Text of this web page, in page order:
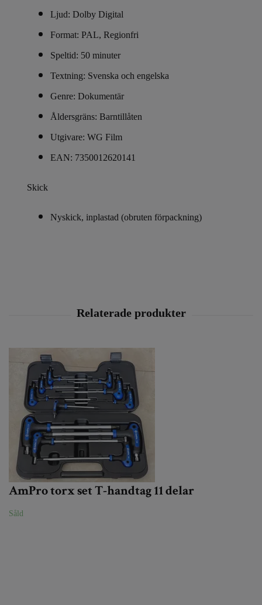
Ljud: Dolby Digital
Format: PAL, Regionfri
Speltid: 50 minuter
Textning: Svenska och engelska
Genre: Dokumentär
Åldersgräns: Barntillåten
Utgivare: WG Film
EAN: 7350012620141
Skick
Nyskick, inplastad (obruten förpackning)
AmPro torx set T-handtag 11 delar
Såld